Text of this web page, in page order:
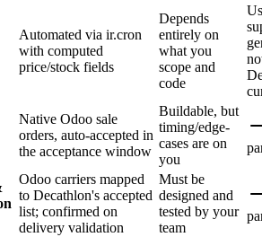
Automated via ir.cron
with computed
price/stock fields
Depends
entirely on
what you
scope and
code
Native Odoo sale
orders, auto-accepted in
the acceptance window
Buildable, but
timing/edge-
cases are on
you
Odoo carriers mapped
to Decathlon's accepted
list; confirmed on
delivery validation
Must be
designed and
tested by your
team